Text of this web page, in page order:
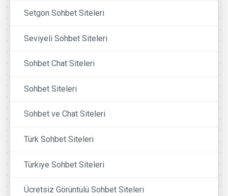
Setgon Sohbet Siteleri
Seviyeli Sohbet Siteleri
Sohbet Chat Siteleri
Sohbet Siteleri
Sohbet ve Chat Siteleri
Türk Sohbet Siteleri
Türkiye Sohbet Siteleri
Ücretsiz Görüntülü Sohbet Siteleri